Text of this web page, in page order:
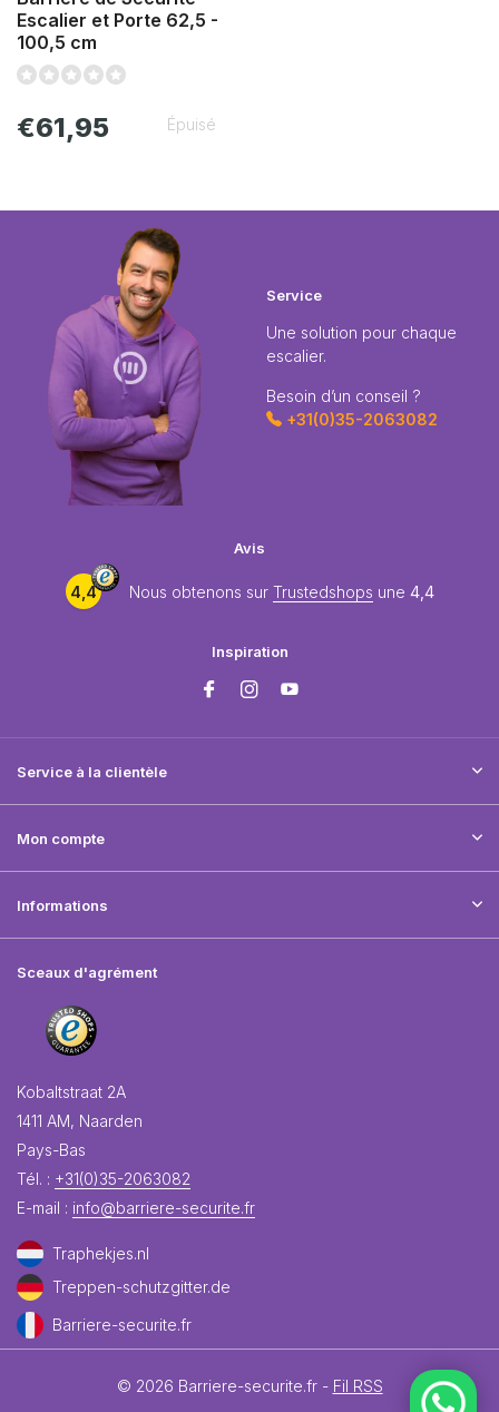
Escalier et Porte 62,5 -
100,5 cm
€61,95 Épuisé
Service
Une solution pour chaque
escalier.
Besoin d’un conseil ?
+31(0)35-2063082
Avis
4,4 Nous obtenons sur Trustedshops une 4,4
Inspiration
Service à la clientèle
Mon compte
Informations
Sceaux d'agrément
Kobaltstraat 2A
1411 AM, Naarden
Pays-Bas
Tél. : +31(0)35-2063082
E-mail : info@barriere-securite.fr
Traphekjes.nl
Treppen-schutzgitter.de
Barriere-securite.fr
© 2026 Barriere-securite.fr - Fil RSS